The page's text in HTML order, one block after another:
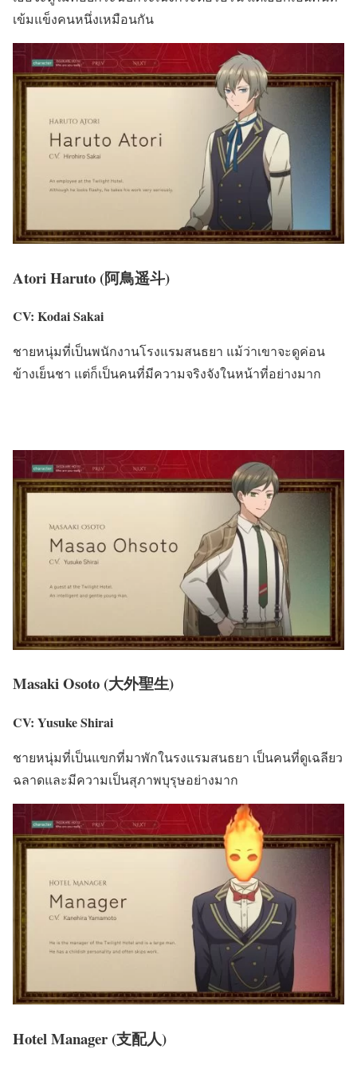
เข้มแข็งคนหนึ่งเหมือนกัน
Atori Haruto (阿鳥遥斗)
CV: Kodai Sakai
ชายหนุ่มที่เป็นพนักงานโรงแรมสนธยา แม้ว่าเขาจะดูค่อน
ข้างเย็นชา แต่ก็เป็นคนที่มีความจริงจังในหน้าที่อย่างมาก
Masaki Osoto (大外聖生)
CV: Yusuke Shirai
ชายหนุ่มที่เป็นแขกที่มาพักในรงแรมสนธยา เป็นคนที่ดูเฉลียว
ฉลาดและมีความเป็นสุภาพบุรุษอย่างมาก
Hotel Manager (支配人)